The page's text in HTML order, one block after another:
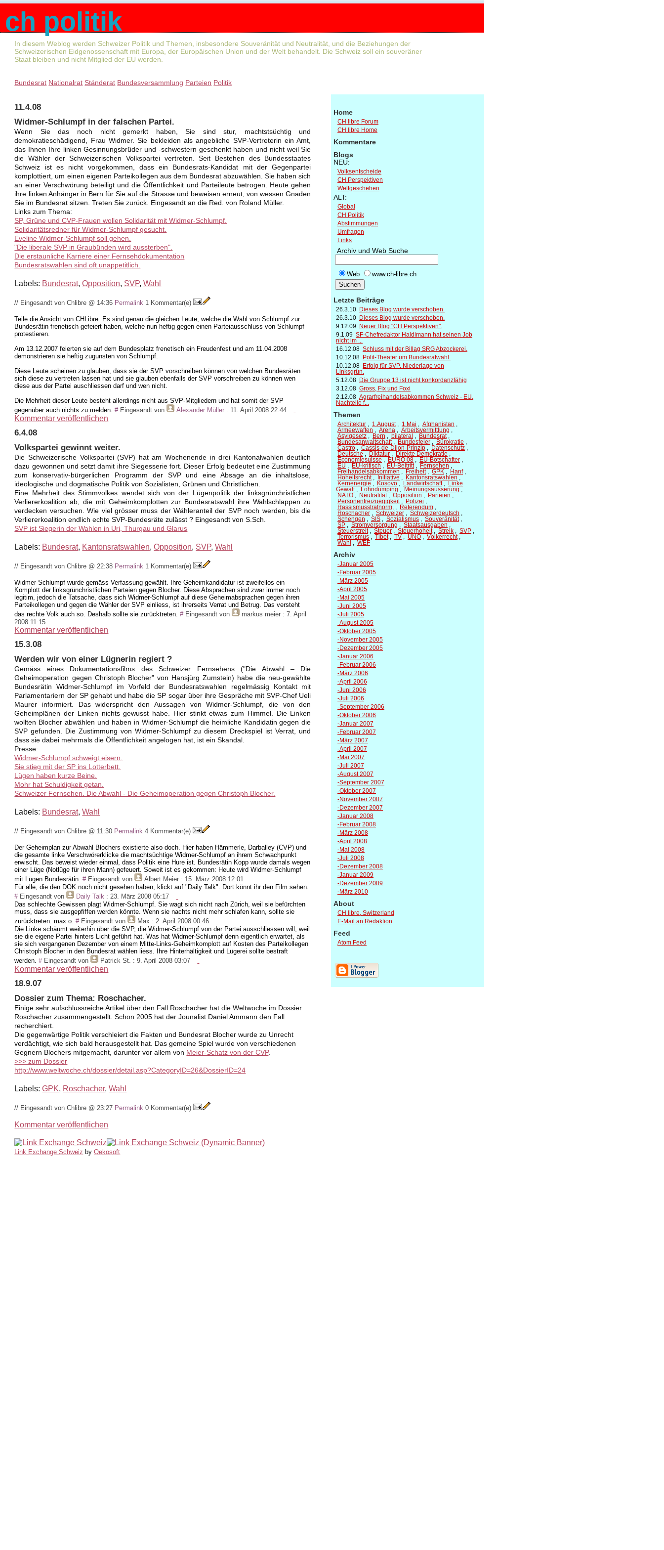
ch politik
In diesem Weblog werden Schweizer Politik und Themen, insbesondere Souveränität und Neutralität, und die Beziehungen der
Schweizerischen Eidgenossenschaft mit Europa, der Europäischen Union und der Welt behandelt. Die Schweiz soll ein souveräner
Staat bleiben und nicht Mitglied der EU werden.
Bundesrat Nationalrat Ständerat Bundesversammlung Parteien Politik
11.4.08
Widmer-Schlumpf in der falschen Partei.
Wenn Sie das noch nicht gemerkt haben, Sie sind stur, machtstsüchtig und
demokratieschädigend, Frau Widmer. Sie bekleiden als angebliche SVP-Vertreterin ein Amt,
das Ihnen Ihre linken Gesinnungsbrüder und -schwestern geschenkt haben und nicht weil Sie
die Wähler der Schweizerischen Volkspartei vertreten. Seit Bestehen des Bundesstaates
Schweiz ist es nicht vorgekommen, dass ein Bundesrats-Kandidat mit der Gegenpartei
komplottiert, um einen eigenen Parteikollegen aus dem Bundesrat abzuwählen. Sie haben sich
an einer Verschwörung beteiligt und die Öffentlichkeit und Parteileute betrogen. Heute gehen
ihre linken Anhänger in Bern für Sie auf die Strasse und beweisen erneut, von wessen Gnaden
Sie im Bundesrat sitzen. Treten Sie zurück. Eingesandt an die Red. von Roland Müller.
Links zum Thema:
SP, Grüne und CVP-Frauen wollen Solidarität mit Widmer-Schlumpf.
Solidaritätsredner für Widmer-Schlumpf gesucht.
Eveline Widmer-Schlumpf soll gehen.
"Die liberale SVP in Graubünden wird aussterben".
Die erstaunliche Karriere einer Fernsehdokumentation
Bundesratswahlen sind oft unappetitlich.
Labels: Bundesrat,Opposition, SVP,Wahl
// Eingesandt von Chlibre @ 14:36 Permalink 1 Kommentar(e)
Teile die Ansicht von CHLibre. Es sind genau die gleichen Leute, welche die Wahl von Schlumpf zur
Bundesrätin frenetisch gefeiert haben, welche nun heftig gegen einen Parteiausschluss von Schlumpf
protestieren.
Am 13.12.2007 feierten sie auf dem Bundesplatz frenetisch ein Freudenfest und am 11.04.2008
demonstrieren sie heftig zugunsten von Schlumpf.
Diese Leute scheinen zu glauben, dass sie der SVP vorschreiben können von welchen Bundesräten
sich diese zu vertreten lassen hat und sie glauben ebenfalls der SVP vorschreiben zu können wen
diese aus der Partei auschliessen darf und wen nicht.
Die Mehrheit dieser Leute besteht allerdings nicht aus SVP-Mitgliedern und hat somit der SVP
gegenüber auch nichts zu melden.#Eingesandt von Alexander Müller : 11. April 2008 22:44
Kommentar veröffentlichen
6.4.08
Volkspartei gewinnt weiter.
Die Schweizerische Volkspartei (SVP) hat am Wochenende in drei Kantonalwahlen deutlich
dazu gewonnen und setzt damit ihre Siegesserie fort. Dieser Erfolg bedeutet eine Zustimmung
zum konservativ-bürgerlichen Programm der SVP und eine Absage an die inhaltslose,
ideologische und dogmatische Politik von Sozialisten, Grünen und Christlichen.
Eine Mehrheit des Stimmvolkes wendet sich von der Lügenpolitik der linksgrünchristlichen
Verliererkoalition ab, die mit Geheimkomplotten zur Bundesratswahl ihre Wahlschlappen zu
verdecken versuchen. Wie viel grösser muss der Wähleranteil der SVP noch werden, bis die
Verliererkoalition endlich echte SVP-Bundesräte zulässt ? Eingesandt von S.Sch.
SVP ist Siegerin der Wahlen in Uri, Thurgau und Glarus
Labels: Bundesrat, Kantonsratswahlen,Opposition, SVP,Wahl
// Eingesandt von Chlibre @ 22:38 Permalink 1 Kommentar(e)
Widmer-Schlumpf wurde gemäss Verfassung gewählt. Ihre Geheimkandidatur ist zweifellos ein
Komplott der linksgrünchristlichen Parteien gegen Blocher. Diese Absprachen sind zwar immer noch
legitim, jedoch die Tatsache, dass sich Widmer-Schlumpf auf diese Geheimabsprachen gegen ihren
Parteikollegen und gegen die Wähler der SVP einliess, ist ihrerseits Verrat und Betrug. Das versteht
das rechte Volk auch so. Deshalb sollte sie zurücktreten.#Eingesandt von markus meier : 7. April
2008 11:15
Kommentar veröffentlichen
15.3.08
Werden wir von einer Lügnerin regiert ?
Gemäss eines Dokumentationsfilms des Schweizer Fernsehens ("Die Abwahl – Die
Geheimoperation gegen Christoph Blocher" von Hansjürg Zumstein) habe die neu-gewählte
Bundesrätin Widmer-Schlumpf im Vorfeld der Bundesratswahlen regelmässig Kontakt mit
Parlamentariern der SP gehabt und habe die SP sogar über ihre Gespräche mit SVP-Chef Ueli
Maurer informiert. Das widerspricht den Aussagen von Widmer-Schlumpf, die von den
Geheimplänen der Linken nichts gewusst habe. Hier stinkt etwas zum Himmel. Die Linken
wollten Blocher abwählen und haben in Widmer-Schlumpf die heimliche Kandidatin gegen die
SVP gefunden. Die Zustimmung von Widmer-Schlumpf zu diesem Dreckspiel ist Verrat, und
dass sie dabei mehrmals die Öffentlichkeit angelogen hat, ist ein Skandal.
Presse:
Widmer-Schlumpf schweigt eisern.
Sie stieg mit der SP ins Lotterbett.
Lügen haben kurze Beine.
Mohr hat Schuldigkeit getan.
Schweizer Fernsehen. Die Abwahl - Die Geheimoperation gegen Christoph Blocher.
Labels: Bundesrat,Wahl
// Eingesandt von Chlibre @ 11:30 Permalink 4 Kommentar(e)
Der Geheimplan zur Abwahl Blochers existierte also doch. Hier haben Hämmerle, Darballey (CVP) und
die gesamte linke Verschwörerklicke die machtsüchtige Widmer-Schlumpf an ihrem Schwachpunkt
erwischt. Das beweist wieder einmal, dass Politik eine Hure ist. Bundesrätin Kopp wurde damals wegen
einer Lüge (Notlüge für ihren Mann) gefeuert. Soweit ist es gekommen: Heute wird Widmer-Schlumpf
mit Lügen Bundesrätin.#Eingesandt von Albert Meier : 15. März 2008 12:01
Für alle, die den DOK noch nicht gesehen haben, klickt auf "Daily Talk". Dort könnt ihr den Film sehen.
#Eingesandt von Daily Talk : 23. März 2008 05:17
Das schlechte Gewissen plagt Widmer-Schlumpf. Sie wagt sich nicht nach Zürich, weil sie befürchten
muss, dass sie ausgepfiffen werden könnte. Wenn sie nachts nicht mehr schlafen kann, sollte sie
zurücktreten. max o.#Eingesandt von Max : 2. April 2008 00:46
Die Linke schäumt weiterhin über die SVP, die Widmer-Schlumpf von der Partei ausschliessen will, weil
sie die eigene Partei hinters Licht geführt hat. Was hat Widmer-Schlumpf denn eigentlich erwartet, als
sie sich vergangenen Dezember von einem Mitte-Links-Geheimkomplott auf Kosten des Parteikollegen
Christoph Blocher in den Bundesrat wählen liess. Ihre Hinterhältigkeit und Lügerei sollte bestraft
werden.#Eingesandt von Patrick St. : 9. April 2008 03:07
Kommentar veröffentlichen
18.9.07
Dossier zum Thema: Roschacher.
Einige sehr aufschlussreiche Artikel über den Fall Roschacher hat die Weltwoche im Dossier
Roschacher zusammengestellt. Schon 2005 hat der Jounalist Daniel Ammann den Fall
recherchiert.
Die gegenwärtige Politikverschleiertdie Fakten und Bundesrat Blocher wurde zu Unrecht
verdächtigt, wie sich bald herausgestellt hat. Das gemeine Spiel wurde von verschiedenen
Gegnern Blochers mitgemacht, darunter vor allem von Meier-Schatz von der CVP.
>>> zum Dossier
http://www.weltwoche.ch/dossier/detail.asp?CategoryID=26&DossierID=24
Labels:GPK, Roschacher,Wahl
// Eingesandt von Chlibre @ 23:27 Permalink 0 Kommentar(e)
Kommentar veröffentlichen
Link Exchange Schweiz byOekosoft
Home
CH libre Forum
CH libre Home
Kommentare
Blogs
NEU:
Volksentscheide
CH Perspektiven
Weltgeschehen
ALT:
Global
CH Politik
Abstimmungen
Umfragen
Links
Archiv und Web Suche
Web www.ch-libre.ch
Letzte Beiträge
26.3.10
Dieses Blog wurde verschoben.
26.3.10
Dieses Blog wurde verschoben.
9.12.09
Neuer Blog "CH Perspektiven".
9.1.09 SF-Chefredaktor Haldimann hat seinen Job
nicht im ...
16.12.08 Schluss mit der Billag SRG Abzockerei.
10.12.08
Polit-Theater um Bundesratwahl.
10.12.08
Erfolg für SVP. Niederlage von
Linksgrün.
5.12.08
Die Gruppe 13 ist nicht konkordanzfähig
3.12.08 Gross, Fix und Foxi
2.12.08 Agrarfreihandelsabkommen Schweiz - EU.
Nachteile f...
Themen
Architektur 1.August 1.Mai Afghanistan
Armeewaffen
Arena Arbeitsvermittlung
Asylgesetz
Bern bilateral Bundesrat
Bundesanwaltschaft
Bundesfeier Bürokratie
Castro
Cassis-de-Dijon-Prinzip Datenschutz
Deutsche
Diktatur Direkte Demokratie
Economiesuisse
EURO 08 EU-Botschafter
EU
EU-kritisch EU-Beitritt Fernsehen
Freihandelsabkommen
Freiheit GPK Hanf
Hoheitsrecht
Initiative Kantonsratswahlen
Kernenergie
Kosovo Landwirtschaft
Linke
Gewalt
Lohndumping Meinungsäusserung
NATO
Neutralität Opposition Parteien
Personenfreizuegigkeit
Polizei
Rassismusstrafnorm,
Referendum
Roschacher
Schweizer Schweizerdeutsch
Schengen
SIS Sozialismus Souveränität
SP
Stromversorgung Staatsausgaben
Steuerstreit
Steuer Steuerhoheit Streik SVP
Terrorismus
Tibet TV UNO Völkerrecht
Wahl
WEF
Archiv
-Januar 2005
-Februar 2005
-März 2005
-April 2005
-Mai 2005
-Juni 2005
-Juli 2005
-August 2005
-Oktober 2005
-November 2005
-Dezember 2005
-Januar 2006
-Februar 2006
-März 2006
-April 2006
-Juni 2006
-Juli 2006
-September 2006
-Oktober 2006
-Januar 2007
-Februar 2007
-März 2007
-April 2007
-Mai 2007
-Juli 2007
-August 2007
-September 2007
-Oktober 2007
-November 2007
-Dezember 2007
-Januar 2008
-Februar 2008
-März 2008
-April 2008
-Mai 2008
-Juli 2008
-Dezember 2008
-Januar 2009
-Dezember 2009
-März 2010
About
CH libre, Switzerland
E-Mail an Redaktion
Feed
Atom Feed